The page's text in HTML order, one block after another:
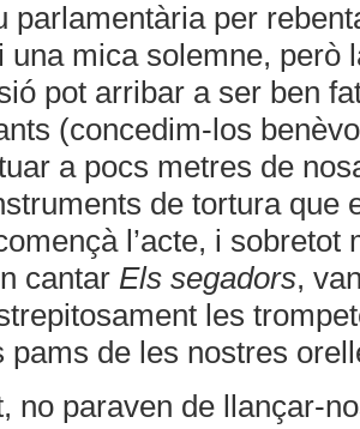
parlamentària per
una mica solemne, però
pot arribar a ser ben
(concedim-los
a pocs metres de
de tortura que
l’acte, i sobretot
cantar Els segadors,
les
pams de les nostres
no paraven de llançar-